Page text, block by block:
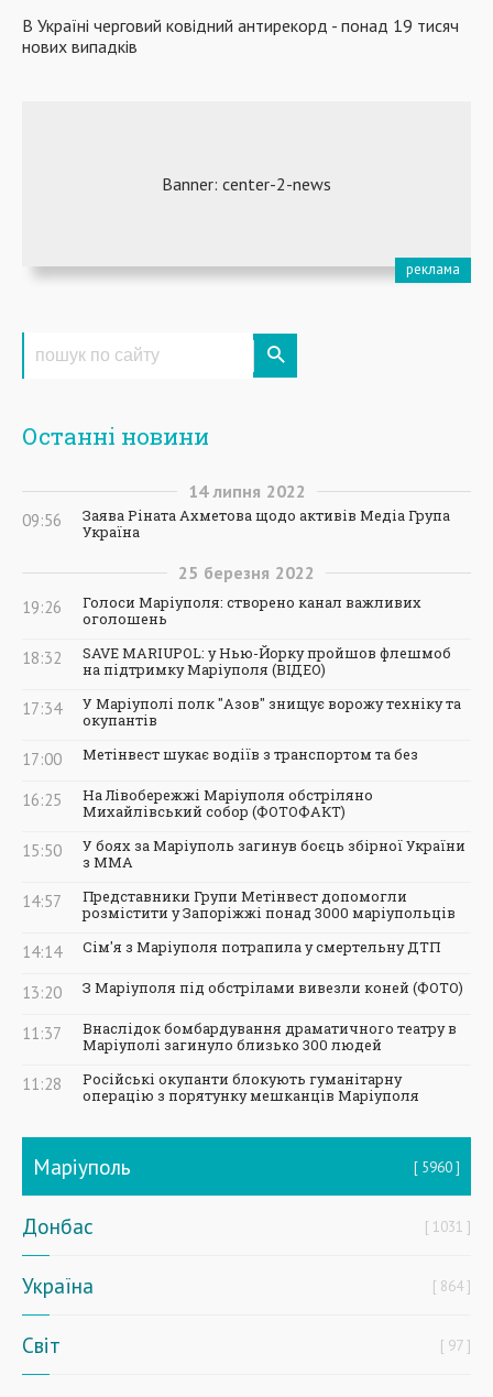
В Україні черговий ковідний антирекорд - понад 19 тисяч
нових випадків
Останні новини
14 липня 2022
09:56
Заява Ріната Ахметова щодо активів Медіа Група
Україна
25 березня 2022
19:26
Голоси Маріуполя: створено канал важливих
оголошень
18:32
SAVE MARIUPOL: у Нью-Йорку пройшов флешмоб
на підтримку Маріуполя (ВІДЕО)
17:34
У Маріуполі полк "Азов" знищує ворожу техніку та
окупантів
17:00 Метінвест шукає водіїв з транспортом та без
16:25
На Лівобережжі Маріуполя обстріляно
Михайлівський собор (ФОТОФАКТ)
15:50
У боях за Маріуполь загинув боєць збірної України
з ММА
14:57
Представники Групи Метінвест допомогли
розмістити у Запоріжжі понад 3000 маріупольців
14:14 Сім'я з Маріуполя потрапила у смертельну ДТП
13:20 З Маріуполя під обстрілами вивезли коней (ФОТО)
11:37
Внаслідок бомбардування драматичного театру в
Маріуполі загинуло близько 300 людей
11:28
Російські окупанти блокують гуманітарну
операцію з порятунку мешканців Маріуполя
Маріуполь 5960
Донбас 1031
Україна 864
Світ 97